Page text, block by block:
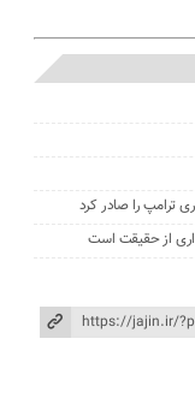
از حقیقت است